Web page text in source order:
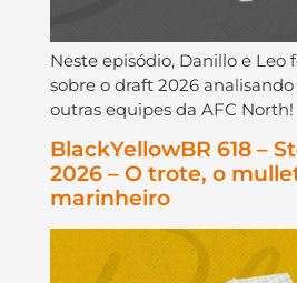
Neste episódio, Danillo e Leo
sobre o draft 2026 analisando
outras equipes da AFC North!
BlackYellowBR 618 –
2026 – O trote, o
marinheiro